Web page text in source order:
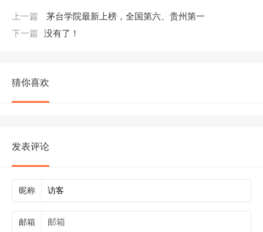
上一篇
茅台学院最新上榜，全国第六、贵州第一
下一篇
没有了！
猜你喜欢
发表评论
昵称
邮箱